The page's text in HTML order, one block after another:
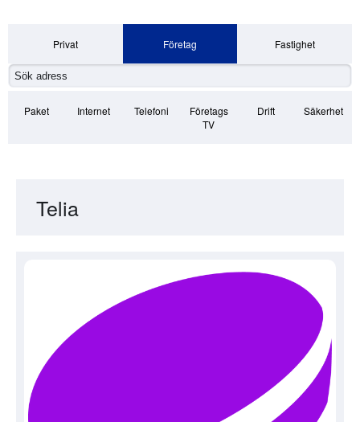
Privat Företag Fastighet
Paket Internet Telefoni
Företags
TV
Drift Säkerhet
Telia